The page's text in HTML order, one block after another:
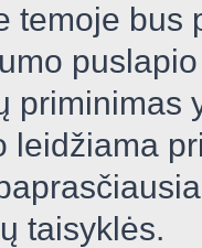
temoje bus
priminimas
leidžiama
taisyklės.